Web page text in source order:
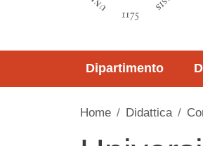
Dipartimento
Home Didattica